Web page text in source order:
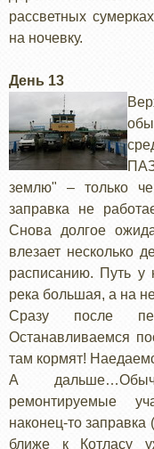
рассветных
на ночевку.
День 13
землю" – только
заправка не
Снова долгое
влезает несколько
расписанию. Путь
река большая, а на
Сразу после
Останавливаемся
там кормят!
А
ремонтируемые
наконец-то
ближе к Котласу